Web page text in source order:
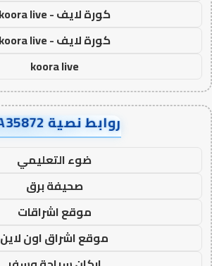
كورة لايف - koora live
كورة لايف - koora live
koora live
روابط نصية AA35872
ضوء التعليمي
صحيفة برق
موقع اشراقات
موقع اشراق اون لاين